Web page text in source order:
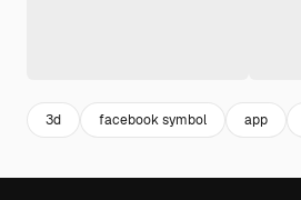
3d facebook symbol app